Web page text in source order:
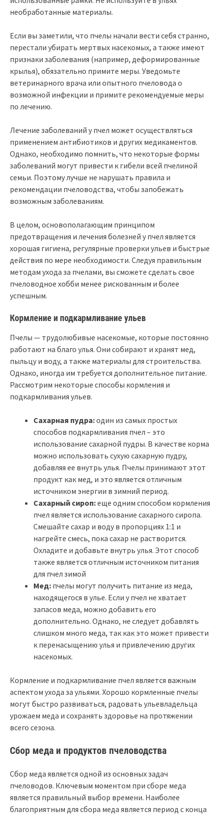
необработанные материалы.
Если вы заметили, что пчелы начали вести себя странно,
перестали убирать мертвых насекомых, а также имеют
признаки заболевания (например, деформированные
крылья), обязательно примите меры. Уведомьте
ветеринарного врача или опытного пчеловода о
возможной инфекции и примите рекомендуемые меры
по лечению.
Лечение заболеваний у пчел может осуществляться
применением антибиотиков и других медикаментов.
Однако, необходимо помнить, что некоторые формы
заболеваний могут привести к гибели всей пчелиной
семьи. Поэтому лучше не нарушать правила и
рекомендации пчеловодства, чтобы запобежать
возможным заболеваниям.
В целом, основополагающим принципом
предотвращения и лечения болезней у пчел является
хорошая гигиена, регулярные проверки ульев и быстрые
действия по мере необходимости. Следуя правильным
методам ухода за пчелами, вы сможете сделать свое
пчеловодное хобби менее рискованным и более
успешным.
Кормление и подкармливание ульев
Пчелы — трудолюбивые насекомые, которые постоянно
работают на благо улья. Они собирают и хранят мед,
пыльцу и воду, а также материалы для строительства.
Однако, иногда им требуется дополнительное питание.
Рассмотрим некоторые способы кормления и
подкармливания ульев.
Сахарная пудра:один из самых простых
способов подкармливания пчел – это
использование сахарной пудры. В качестве корма
можно использовать сухую сахарную пудру,
добавляя ее внутрь улья. Пчелы принимают этот
продукт как мед, и это является отличным
источником энергии в зимний период.
Сахарный сироп:еще одним способом кормления
пчел является использование сахарного сиропа.
Смешайте сахар и воду в пропорциях 1:1 и
нагрейте смесь, пока сахар не растворится.
Охладите и добавьте внутрь улья. Этот способ
также является отличным источником питания
для пчел зимой
Мед: пчелы могут получить питание из меда,
находящегося в улье. Если у пчел не хватает
запасов меда, можно добавить его
дополнительно. Однако, не следует добавлять
слишком много меда, так как это может привести
к перенасыщению улья и привлечению других
насекомых.
Кормление и подкармливание пчел является важным
аспектом ухода за ульями. Хорошо кормленные пчелы
могут быстро развиваться, радовать ульевладельца
урожаем меда и сохранять здоровье на протяжении
всего сезона.
Сбор меда и продуктов пчеловодства
Сбор меда является одной из основных задач
пчеловодов. Ключевым моментом при сборе меда
является правильный выбор времени. Наиболее
благоприятным для сбора меда является период с конца